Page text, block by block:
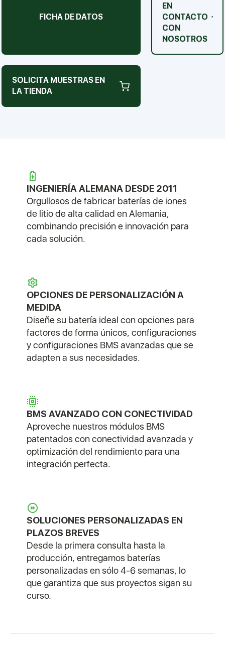
FICHA DE DATOS
EN
CONTACTO
CON
NOSOTROS
SOLICITA MUESTRAS EN
LA TIENDA
INGENIERÍA ALEMANA DESDE 2011
Orgullosos de fabricar baterías de iones
de litio de alta calidad en Alemania,
combinando precisión e innovación para
cada solución.
OPCIONES DE PERSONALIZACIÓN A
MEDIDA
Diseñe su batería ideal con opciones para
factores de forma únicos, configuraciones
y configuraciones BMS avanzadas que se
adapten a sus necesidades.
BMS AVANZADO CON CONECTIVIDAD
Aproveche nuestros módulos BMS
patentados con conectividad avanzada y
optimización del rendimiento para una
integración perfecta.
SOLUCIONES PERSONALIZADAS EN
PLAZOS BREVES
Desde la primera consulta hasta la
producción, entregamos baterías
personalizadas en sólo 4-6 semanas, lo
que garantiza que sus proyectos sigan su
curso.